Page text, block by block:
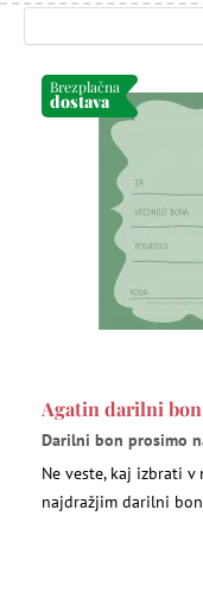
Brezplačna
dostava
Agatin darilni
Darilni bon prosimo
Ne veste, kaj izbrati
najdražjim darilni